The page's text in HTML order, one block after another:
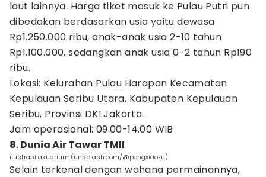
laut lainnya. Harga tiket masuk ke Pulau Putri pun
dibedakan berdasarkan usia yaitu dewasa
Rp1.250.000 ribu, anak-anak usia 2-10 tahun
Rp1.100.000, sedangkan anak usia 0-2 tahun Rp190
ribu.
Lokasi: Kelurahan Pulau Harapan Kecamatan
Kepulauan Seribu Utara, Kabupaten Kepulauan
Seribu, Provinsi DKI Jakarta.
Jam operasional: 09.00-14.00 WIB
8. Dunia Air Tawar TMII
ilustrasi akuarium (unsplash.com/@pengxiaoxu)
Selain terkenal dengan wahana permainannya,